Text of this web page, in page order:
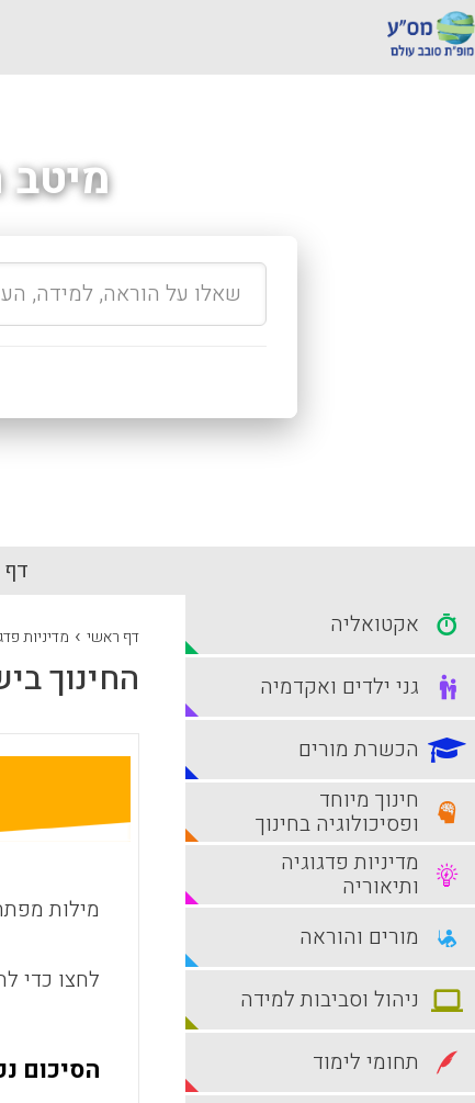
מיטב
דף ראשי › מדיניות
החינוך
מילות
לחצו כדי
הסיכום
אקטואליה
גני ילדים ואקדמיה
הכשרת מורים
חינוך מיוחד
ופסיכולוגיה בחינוך
מדיניות פדגוגיה
ותיאוריה
מורים והוראה
ניהול וסביבות למידה
תחומי לימוד